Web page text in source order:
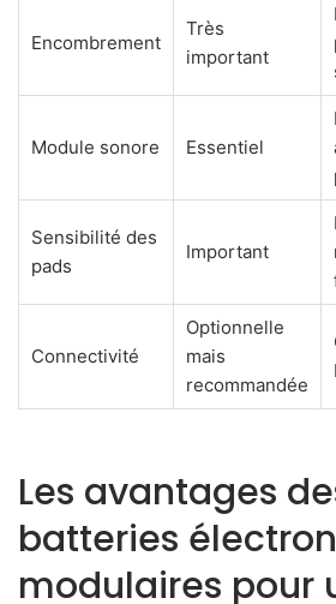
Encombrement
Très
important
Module sonore Essentiel
Sensibilité des
pads
Important
Connectivité
Optionnelle
mais
recommandée
Les avantages
batteries
modulaires pour